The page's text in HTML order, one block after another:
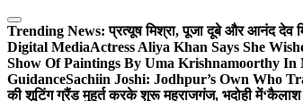
Skip
to
content
Trending News: प्रत्यूष मिश्रा, पूजा दूबे और आनंद देव
Digital MediaActress Aliya Khan Says She
Show Of Paintings By Uma Krishnamoorthy
GuidanceSachiin Joshi: Jodhpur’s Own Who
की शूटिंग ग्रैंड मुहूर्त करके शुरू महराजगंज, भदोही में‘कैलाश